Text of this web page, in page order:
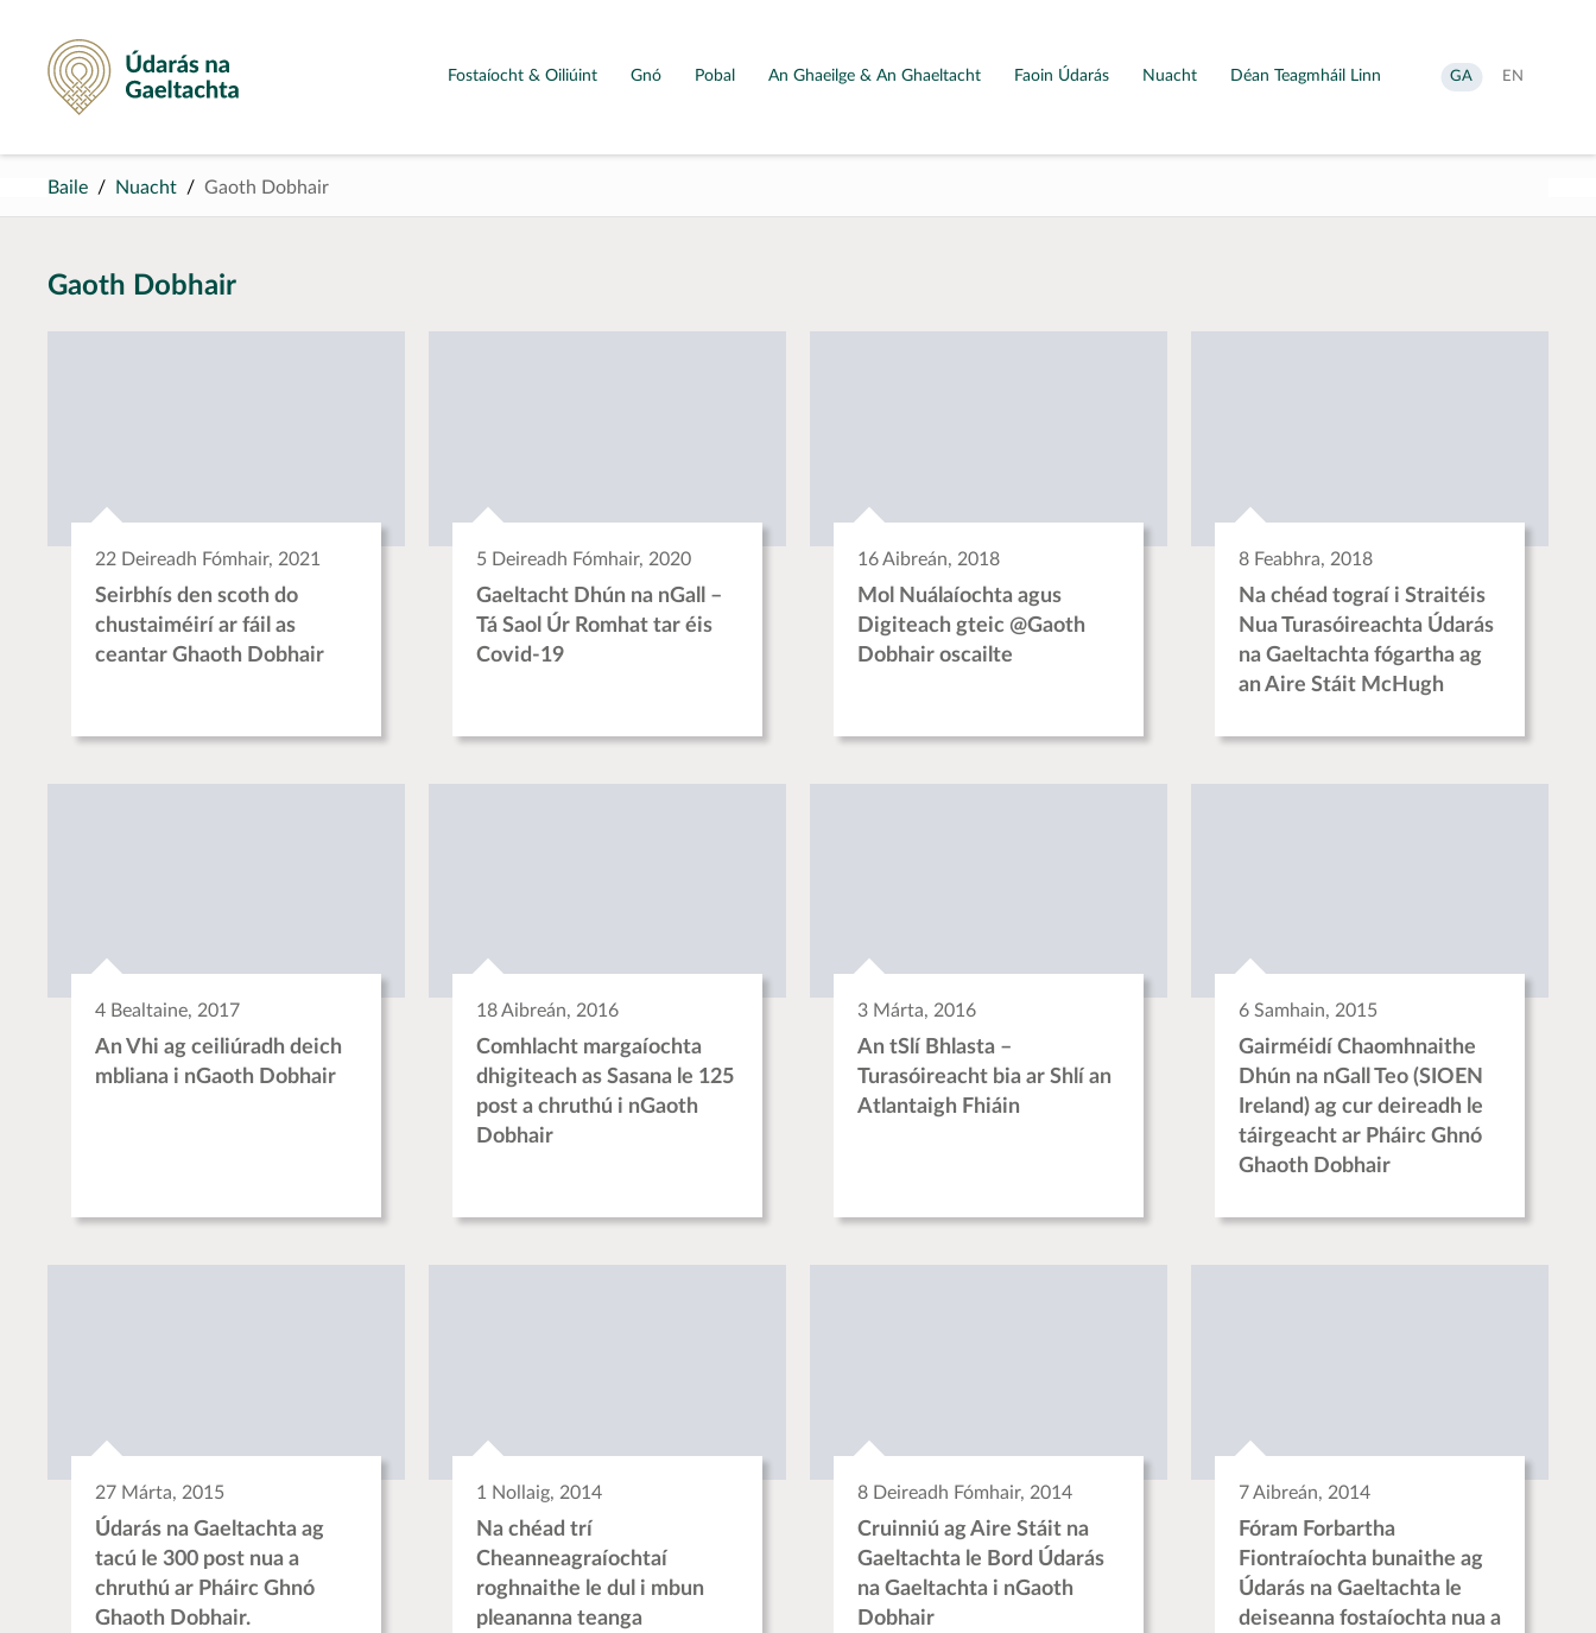
Údarás na Gaeltachta
Fostaíocht & Oiliúint Gnó Pobal An Ghaeilge & An Ghaeltacht Faoin Údarás Nuacht Déan Teagmháil Linn
Aistrigh
go
GA
Change
EN
Baile Nuacht Gaoth Dobhair
Gaoth Dobhair
22 Deireadh Fómhair, 2021
Seirbhís den scoth do
chustaiméirí ar fáil as
ceantar Ghaoth Dobhair
5 Deireadh Fómhair, 2020
Gaeltacht Dhún na nGall –
Tá Saol Úr Romhat tar éis
Covid-19
16 Aibreán, 2018
Mol Nuálaíochta agus
Digiteach gteic @Gaoth
Dobhair oscailte
8 Feabhra, 2018
Na chéad tograí i Straitéis
Nua Turasóireachta Údarás
na Gaeltachta fógartha ag
an Aire Stáit McHugh
4 Bealtaine, 2017
An Vhi ag ceiliúradh deich
mbliana i nGaoth Dobhair
18 Aibreán, 2016
Comhlacht margaíochta
dhigiteach as Sasana le 125
post a chruthú i nGaoth
Dobhair
3 Márta, 2016
An tSlí Bhlasta –
Turasóireacht bia ar Shlí an
Atlantaigh Fhiáin
6 Samhain, 2015
Gairméidí Chaomhnaithe
Dhún na nGall Teo (SIOEN
Ireland) ag cur deireadh le
táirgeacht ar Pháirc Ghnó
Ghaoth Dobhair
27 Márta, 2015
Údarás na Gaeltachta ag
tacú le 300 post nua a
chruthú ar Pháirc Ghnó
Ghaoth Dobhair.
1 Nollaig, 2014
Na chéad trí
Cheanneagraíochtaí
roghnaithe le dul i mbun
pleananna teanga
8 Deireadh Fómhair, 2014
Cruinniú ag Aire Stáit na
Gaeltachta le Bord Údarás
na Gaeltachta i nGaoth
Dobhair
7 Aibreán, 2014
Fóram Forbartha
Fiontraíochta bunaithe ag
Údarás na Gaeltachta le
deiseanna fostaíochta nua a